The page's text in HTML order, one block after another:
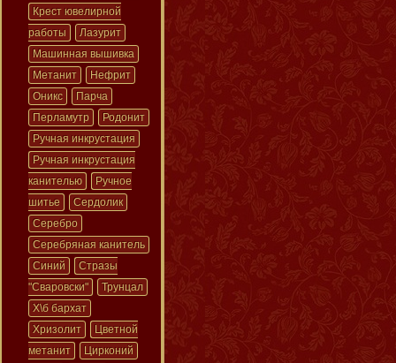
Крест ювелирной
работы
Лазурит
Машинная вышивка
Метанит
Нефрит
Оникс
Парча
Перламутр
Родонит
Ручная инкрустация
Ручная инкрустация
канителью
Ручное
шитье
Сердолик
Серебро
Серебряная канитель
Синий
Стразы
"Сваровски"
Трунцал
Х\б бархат
Хризолит
Цветной
метанит
Цирконий